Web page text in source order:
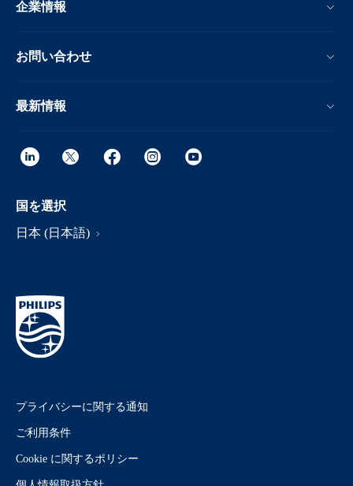
企業情報
お問い合わせ
最新情報
国を選択
日本 (日本語)
プライバシーに関する通知
ご利用条件
Cookie に関するポリシー